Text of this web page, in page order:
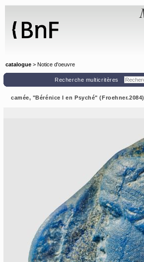
catalogue > Notice d'oeuvre
Recherche multicritères
camée, "Bérénice I en Psyché" (Froehner.2084)